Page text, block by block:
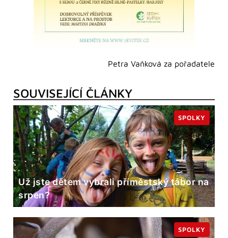
Petra Vaňková za pořadatele
SOUVISEJÍCÍ ČLÁNKY
Už jste dětem vybrali příměstský tábor na
srpen?
SPOLKY
SPOLKY